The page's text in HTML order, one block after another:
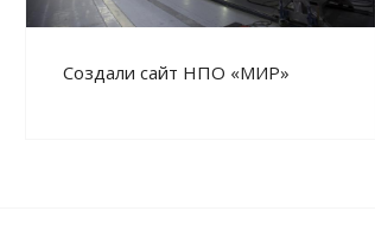
Создали сайт НПО «МИР»